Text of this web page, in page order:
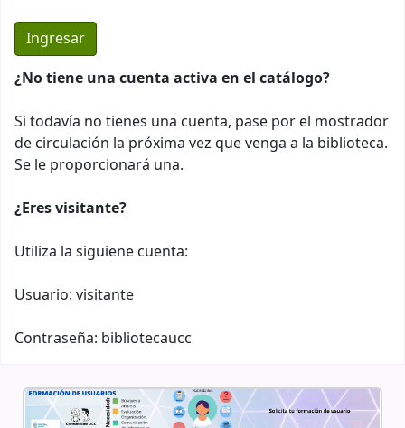
¿No tiene una cuenta activa en el catálogo?
Si todavía no tienes una cuenta, pase por el mostrador
de circulación la próxima vez que venga a la biblioteca.
Se le proporcionará una.
¿Eres visitante?
Utiliza la siguiene cuenta:
Usuario: visitante
Contraseña: bibliotecaucc